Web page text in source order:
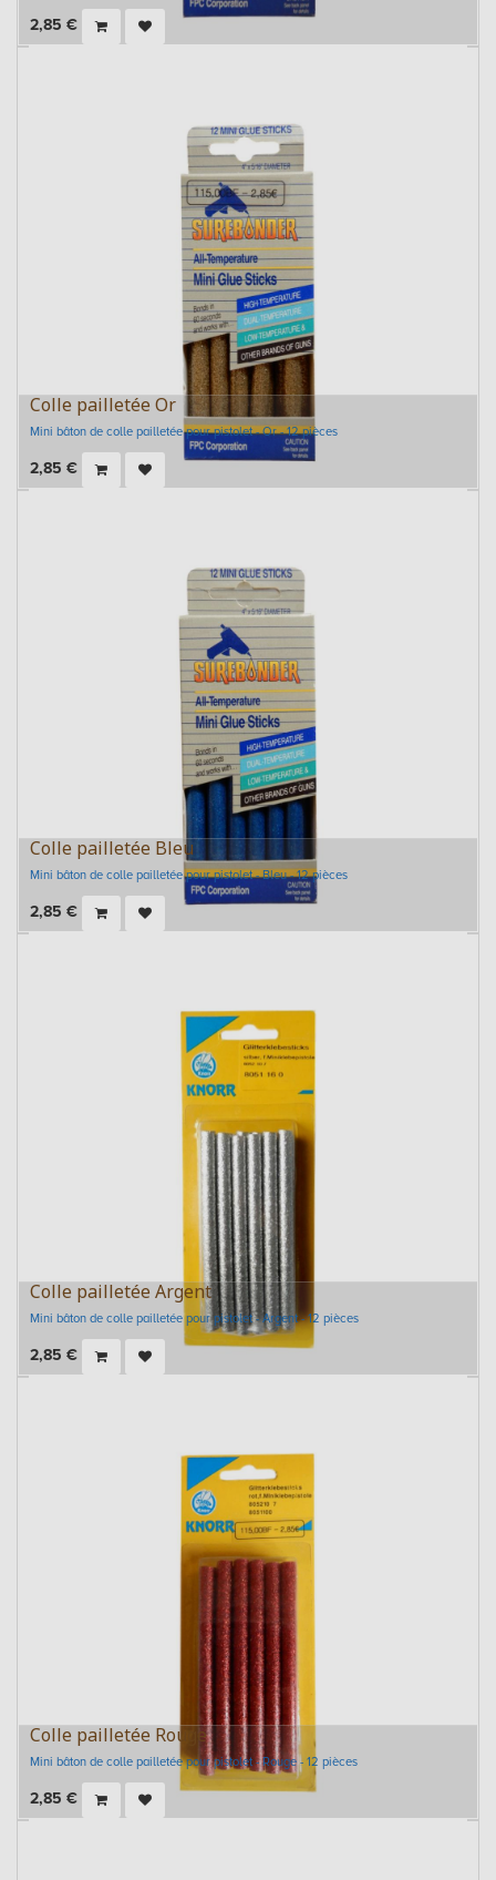
2,85 €
Colle pailletée Or
Mini bâton de colle pailletée pour pistolet - Or - 12 pièces
2,85 €
Colle pailletée Bleu
Mini bâton de colle pailletée pour pistolet - Bleu - 12 pièces
2,85 €
Colle pailletée Argent
Mini bâton de colle pailletée pour pistolet - Argent - 12 pièces
2,85 €
Colle pailletée Rouge
Mini bâton de colle pailletée pour pistolet - Rouge - 12 pièces
2,85 €